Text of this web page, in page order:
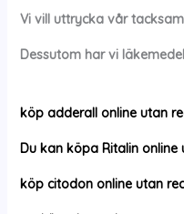
Vi vill uttrycka vår
Dessutom har vi
köp adderall online utan
Du kan köpa Ritalin
köp citodon online utan